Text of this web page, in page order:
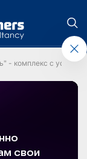
- комплекс с